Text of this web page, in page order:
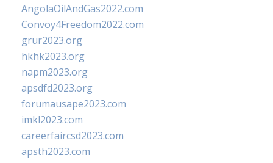
AngolaOilAndGas2022.com
Convoy4Freedom2022.com
grur2023.org
hkhk2023.org
napm2023.org
apsdfd2023.org
forumausape2023.com
imkl2023.com
careerfaircsd2023.com
apsth2023.com